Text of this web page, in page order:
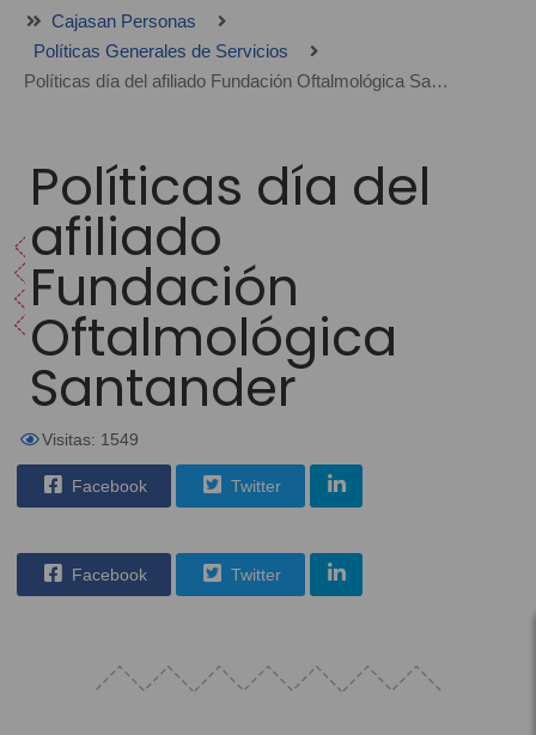
Cajasan Personas
Políticas Generales de Servicios
Políticas día del afiliado Fundación Oftalmológica Santander
Políticas día del
afiliado
Fundación
Oftalmológica
Santander
Visitas: 1549
Facebook Twitter
Facebook Twitter